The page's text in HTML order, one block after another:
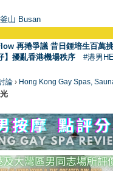
釜山 Busan
再捲爭議 昔日鍾培生百萬
】擾亂香港機場秩序 #港男
論 › Hong Kong Gay Spas,